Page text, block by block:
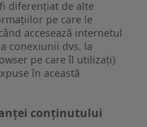
diferențiat de alte
pe care le
accesează internetul
conexiunii dvs. la
pe care îl utilizați)
în această
conținutului